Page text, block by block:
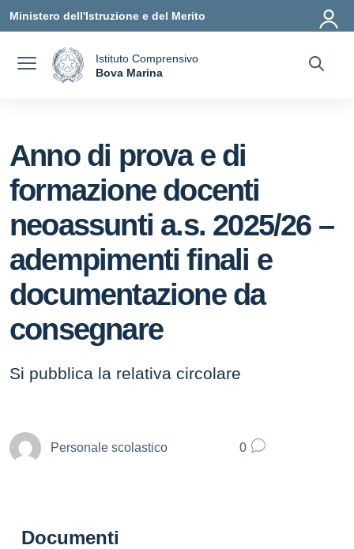
Ministero dell'Istruzione e del Merito
Istituto Comprensivo
Bova Marina
Anno di prova e di
formazione docenti
neoassunti a.s. 2025/26 –
adempimenti finali e
documentazione da
consegnare
Si pubblica la relativa circolare
Personale scolastico 0
Documenti